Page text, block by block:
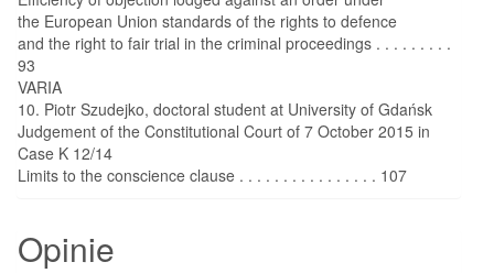
the European Union standards of the rights to defence
and the right to fair trial in the criminal proceedings . . . . . . . . .
93
VARIA
10. Piotr Szudejko, doctoral student at University of Gdańsk
Judgement of the Constitutional Court of 7 October 2015 in
Case K 12/14
Limits to the conscience clause . . . . . . . . . . . . . . . . 107
Opinie